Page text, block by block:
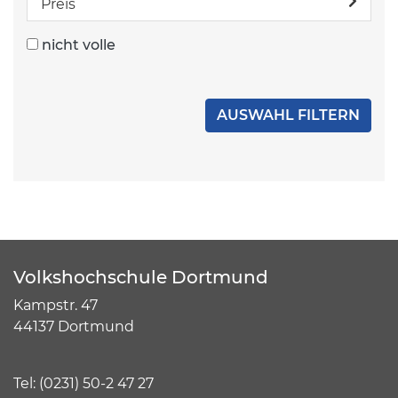
Preis
nicht volle
Volkshochschule Dortmund
Kampstr. 47
44137 Dortmund
Tel: (0231) 50-2 47 27